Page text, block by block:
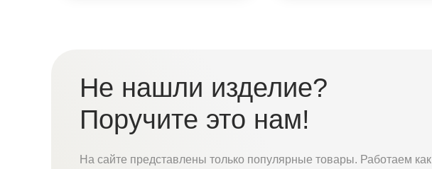
Не нашли изделие?
Поручите это нам!
На сайте представлены только популярные товары. Работаем как